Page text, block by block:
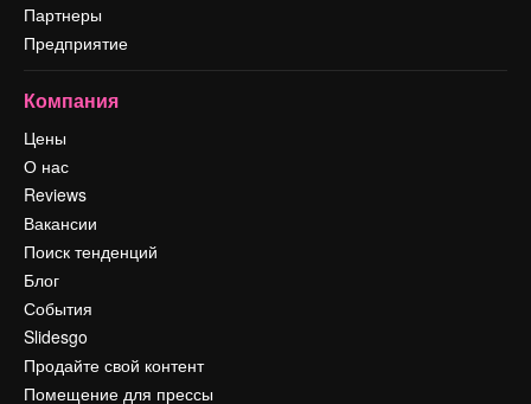
Партнеры
Предприятие
Компания
Цены
О нас
Reviews
Вакансии
Поиск тенденций
Блог
События
Slidesgo
Продайте свой контент
Помещение для прессы